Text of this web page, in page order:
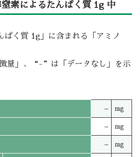
窒素によるたんぱく質 1g 中
ぱく質 1g」に含まれる「アミノ
量」、“-”は「データなし」を示
– mg
– mg
– mg